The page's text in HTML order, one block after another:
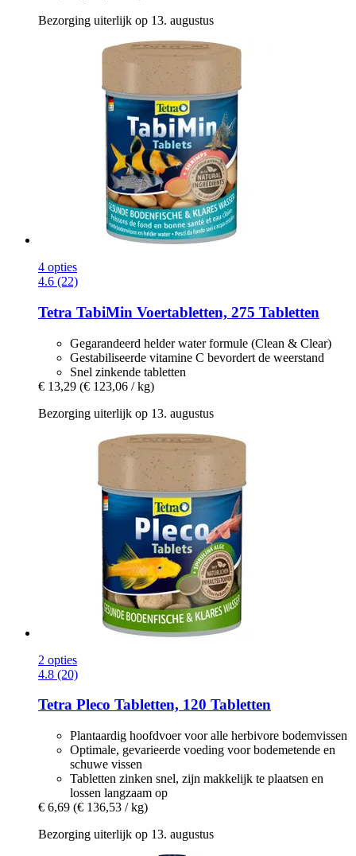
Bezorging uiterlijk op 13. augustus
4 opties
4.6 (22)
Tetra TabiMin Voertabletten, 275 Tabletten
Gegarandeerd helder water formule (Clean & Clear)
Gestabiliseerde vitamine C bevordert de weerstand
Snel zinkende tabletten
€ 13,29 (€ 123,06 / kg)
Bezorging uiterlijk op 13. augustus
2 opties
4.8 (20)
Tetra Pleco Tabletten, 120 Tabletten
Plantaardig hoofdvoer voor alle herbivore bodemvissen
Optimale, gevarieerde voeding voor bodemetende en
schuwe vissen
Tabletten zinken snel, zijn makkelijk te plaatsen en
lossen langzaam op
€ 6,69 (€ 136,53 / kg)
Bezorging uiterlijk op 13. augustus